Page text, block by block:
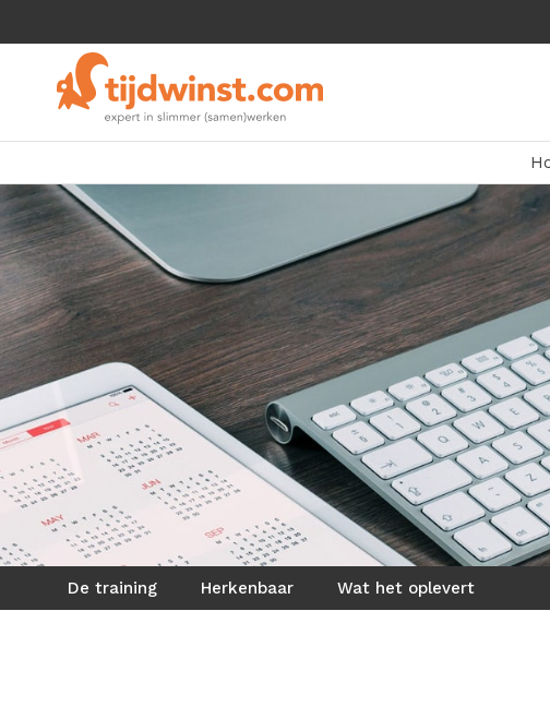
De training Herkenbaar Wat het oplevert